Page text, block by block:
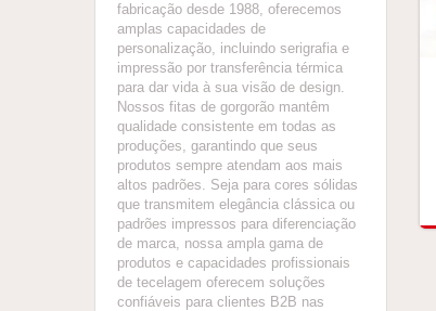
fabricação desde 1988, oferecemos
amplas capacidades de
personalização, incluindo serigrafia e
impressão por transferência térmica
para dar vida à sua visão de design.
Nossos fitas de gorgorão mantêm
qualidade consistente em todas as
produções, garantindo que seus
produtos sempre atendam aos mais
altos padrões. Seja para cores sólidas
que transmitem elegância clássica ou
padrões impressos para diferenciação
de marca, nossa ampla gama de
produtos e capacidades profissionais
de tecelagem oferecem soluções
confiáveis para clientes B2B nas